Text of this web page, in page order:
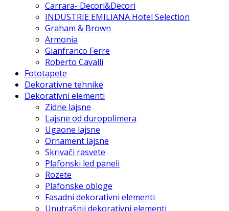
Carrara- Decori&Decori
INDUSTRIE EMILIANA Hotel Selection
Graham & Brown
Armonia
Gianfranco Ferre
Roberto Cavalli
Fototapete
Dekorativne tehnike
Dekorativni elementi
Zidne lajsne
Lajsne od duropolimera
Ugaone lajsne
Ornament lajsne
Skrivači rasvete
Plafonski led paneli
Rozete
Plafonske obloge
Fasadni dekorativni elementi
Unutrašnji dekorativni elementi